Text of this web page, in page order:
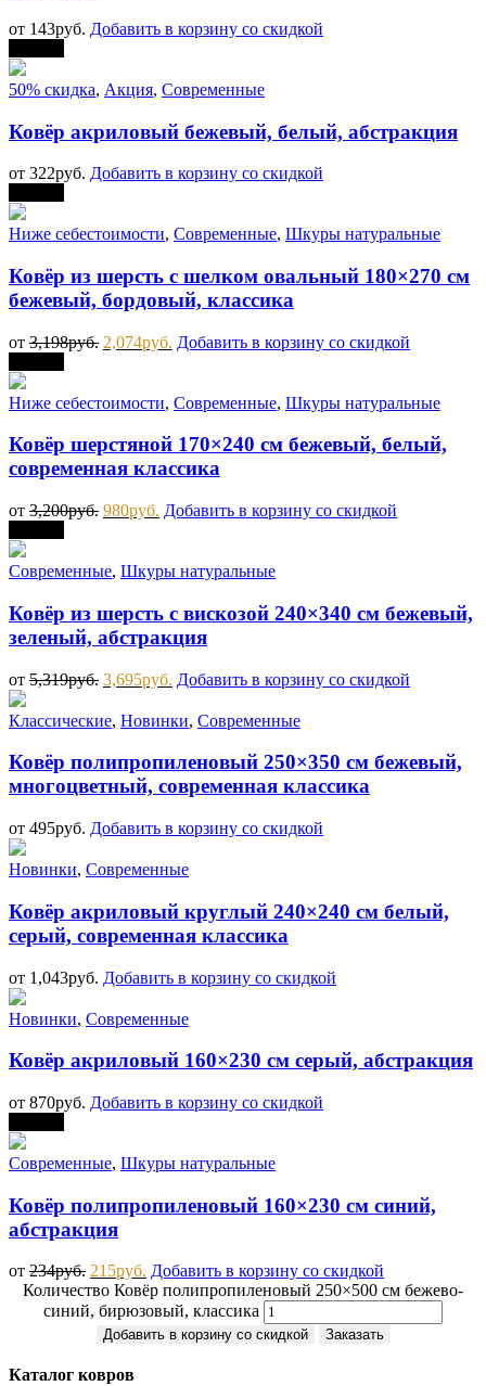
от 143руб. Добавить в корзину со скидкой
50% скидка, Акция, Современные
Ковёр акриловый бежевый, белый, абстракция
от 322руб. Добавить в корзину со скидкой
Ниже себестоимости, Современные, Шкуры натуральные
Ковёр из шерсть с шелком овальный 180×270 см
бежевый, бордовый, классика
от 3,198руб. 2,074руб. Добавить в корзину со скидкой
Ниже себестоимости, Современные, Шкуры натуральные
Ковёр шерстяной 170×240 см бежевый, белый,
современная классика
от 3,200руб. 980руб. Добавить в корзину со скидкой
Современные, Шкуры натуральные
Ковёр из шерсть с вискозой 240×340 см бежевый,
зеленый, абстракция
от 5,319руб. 3,695руб. Добавить в корзину со скидкой
Классические, Новинки, Современные
Ковёр полипропиленовый 250×350 см бежевый,
многоцветный, современная классика
от 495руб. Добавить в корзину со скидкой
Новинки, Современные
Ковёр акриловый круглый 240×240 см белый,
серый, современная классика
от 1,043руб. Добавить в корзину со скидкой
Новинки, Современные
Ковёр акриловый 160×230 см серый, абстракция
от 870руб. Добавить в корзину со скидкой
Современные, Шкуры натуральные
Ковёр полипропиленовый 160×230 см синий,
абстракция
от 234руб. 215руб. Добавить в корзину со скидкой
Количество Ковёр полипропиленовый 250×500 см бежево-
синий, бирюзовый, классика
Добавить в корзину со скидкой Заказать
Каталог ковров